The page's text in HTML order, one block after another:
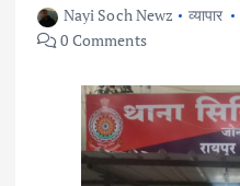
Nayi Soch Newz व्यापार
0 Comments